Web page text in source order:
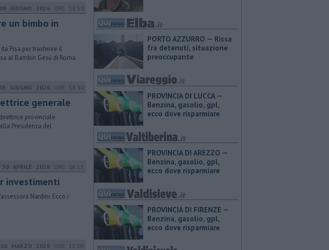
08 GIUGNO 2026 ORE 18:50
un bimbo in
Pisa per trasferire il
al Bambin Gesù di Roma
05 GIUGNO 2026 ORE 18:30
generale
provinciale
Presidenza del
30 APRILE 2026 ORE 06:15
investimenti
Nardini. Ecco i
16 MARZO 2026 ORE 15:00
PORTO AZZURRO — Rissa
fra detenuti, situazione
preoccupante
PROVINCIA DI LUCCA — ​
Benzina, gasolio, gpl,
ecco dove risparmiare
PROVINCIA DI AREZZO — ​
Benzina, gasolio, gpl,
ecco dove risparmiare
PROVINCIA DI FIRENZE — ​
Benzina, gasolio, gpl,
ecco dove risparmiare